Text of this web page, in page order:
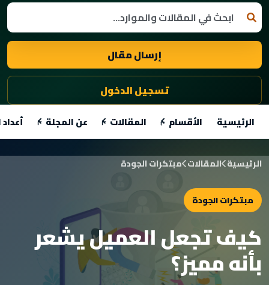
إرسال مقال
تسجيل الدخول
الرئيسية الأقسام المقالات عن المجلة
الرئيسية المقالات مبتكرات الجودة
مبتكرات الجودة
كيف تجعل العميل يشعر
بأنه مميز؟